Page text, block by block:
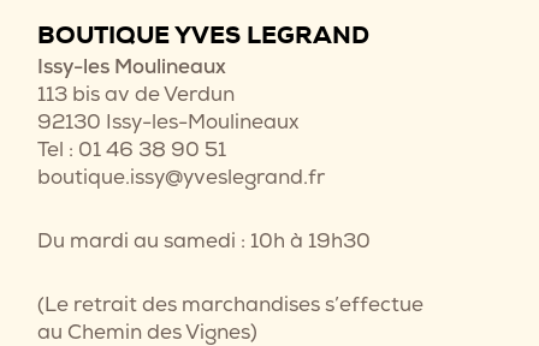
BOUTIQUE YVES LEGRAND
Issy-les Moulineaux
113 bis av de Verdun
92130 Issy-les-Moulineaux
Tel : 01 46 38 90 51
boutique.issy@yveslegrand.fr
Du mardi au samedi : 10h à 19h30
(Le retrait des marchandises s’effectue
au Chemin des Vignes)